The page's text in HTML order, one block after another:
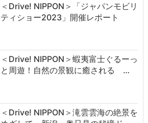
＜Drive! NIPPON＞「ジャパンモビリ
ティショー2023」開催レポート
＜Drive! NIPPON＞蝦夷富士ぐるーっ
と周遊！自然の景観に癒される …
＜Drive! NIPPON＞滝雲雲海の絶景を